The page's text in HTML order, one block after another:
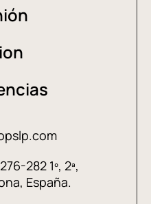
282 1º, 2ª,
España.